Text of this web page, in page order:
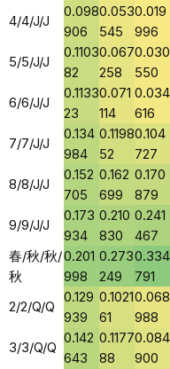
4/4/J/J
0.098
906
0.053
545
0.019
996
5/5/J/J
0.1103
82
0.067
258
0.030
550
6/6/J/J
0.1133
23
0.071
114
0.034
616
7/7/J/J
0.134
984
0.1198
52
0.104
727
8/8/J/J
0.152
705
0.162
699
0.170
879
9/9/J/J
0.173
934
0.210
830
0.241
467
春/秋/秋/
秋
0.201
998
0.273
249
0.334
791
2/2/Q/Q
0.129
939
0.1021
61
0.068
988
3/3/Q/Q
0.142
643
0.1177
88
0.084
900